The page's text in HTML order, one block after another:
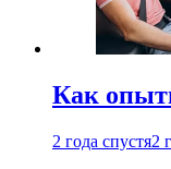
Как
2 года спустя2